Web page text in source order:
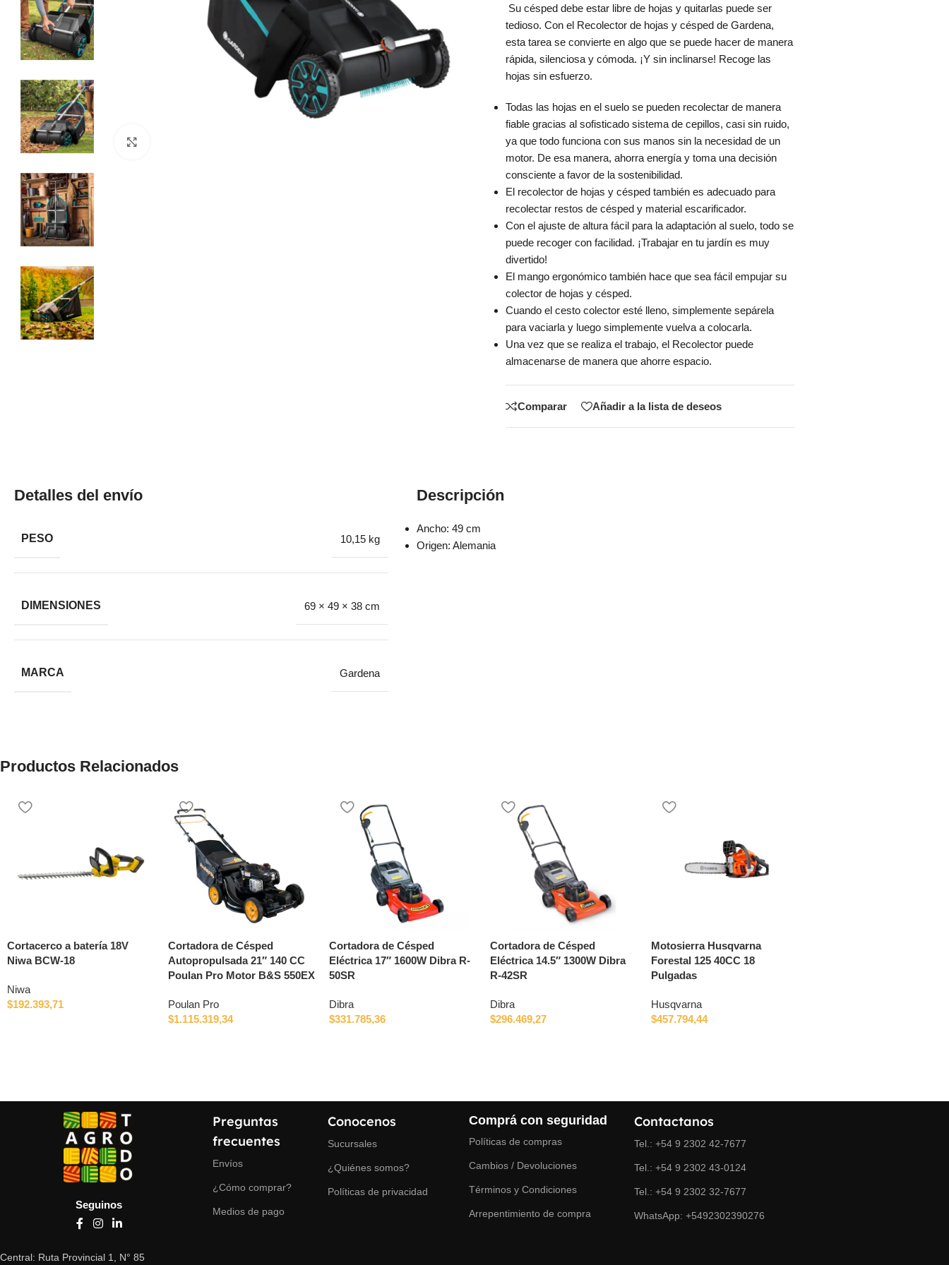
Su césped debe estar libre de hojas y quitarlas puede ser
tedioso. Con el Recolector de hojas y césped de Gardena,
esta tarea se convierte en algo que se puede hacer de manera
rápida, silenciosa y cómoda. ¡Y sin inclinarse! Recoge las
hojas sin esfuerzo.
Todas las hojas en el suelo se pueden recolectar de manera
fiable gracias al sofisticado sistema de cepillos, casi sin ruido,
ya que todo funciona con sus manos sin la necesidad de un
motor. De esa manera, ahorra energía y toma una decisión
consciente a favor de la sostenibilidad.
El recolector de hojas y césped también es adecuado para
recolectar restos de césped y material escarificador.
Con el ajuste de altura fácil para la adaptación al suelo, todo se
puede recoger con facilidad. ¡Trabajar en tu jardín es muy
divertido!
El mango ergonómico también hace que sea fácil empujar su
colector de hojas y césped.
Cuando el cesto colector esté lleno, simplemente sepárela
para vaciarla y luego simplemente vuelva a colocarla.
Una vez que se realiza el trabajo, el Recolector puede
almacenarse de manera que ahorre espacio.
Comparar Añadir a la lista de deseos
Detalles del envío
PESO 10,15 kg
DIMENSIONES 69 × 49 × 38 cm
MARCA Gardena
Descripción
Ancho: 49 cm
Origen: Alemania
Productos Relacionados
Cortacerco a batería 18V
Niwa BCW-18
Niwa
$192.393,71
Cortadora de Césped
Autopropulsada 21″ 140 CC
Poulan Pro Motor B&S 550EX
Poulan Pro
$1.115.319,34
Cortadora de Césped
Eléctrica 17″ 1600W Dibra R-
50SR
Dibra
$331.785,36
Cortadora de Césped
Eléctrica 14.5″ 1300W Dibra
R-42SR
Dibra
$296.469,27
Motosierra Husqvarna
Forestal 125 40CC 18
Pulgadas
Husqvarna
$457.794,44
Seguinos
Central: Ruta Provincial 1, N° 85
Preguntas
frecuentes
Envíos
¿Cómo comprar?
Medios de pago
Conocenos
Sucursales
¿Quiénes somos?
Políticas de privacidad
Comprá con seguridad
Políticas de compras
Cambios / Devoluciones
Términos y Condiciones
Arrepentimiento de compra
Contactanos
Tel.: +54 9 2302 42-7677
Tel.: +54 9 2302 43-0124
Tel.: +54 9 2302 32-7677
WhatsApp: +5492302390276